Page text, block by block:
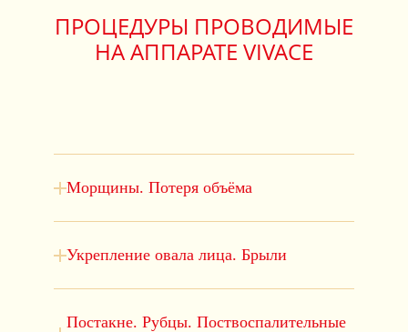
ПРОЦЕДУРЫ ПРОВОДИМЫЕ
НА АППАРАТЕ VIVACE
Морщины. Потеря объёма
Укрепление овала лица. Брыли
Постакне. Рубцы. Поствоспалительные